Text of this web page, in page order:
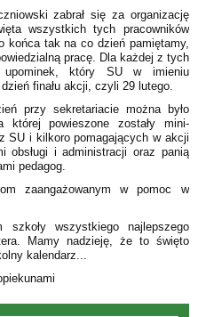
zabrał się za organizację
wszystkich tych pracowników
końca tak na co dzień pamiętamy,
pracę. Dla każdej z tych
upominek, który SU w imieniu
finału akcji, czyli 29 lutego.
przy sekretariacie można było
powieszone zostały mini-
SU i kilkoro pomagających w akcji
obsługi i administracji oraz panią
pedagog.
zaangażowanym w pomoc w
szkoły wszystkiego najlepszego
Mamy nadzieję, że to święto
kalendarz...